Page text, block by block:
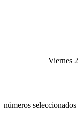
Viernes
números seleccionados